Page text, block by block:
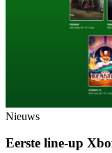
Nieuws
Eerste line-up